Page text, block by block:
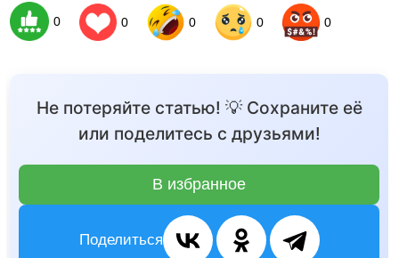
0 0 0 0 0
Не потеряйте статью! 💡 Сохраните её
или поделитесь с друзьями!
В избранное
Поделиться